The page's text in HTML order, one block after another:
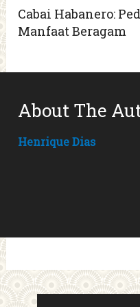
Cabai Habanero:
Manfaat Beragam
About The
Henrique Dias